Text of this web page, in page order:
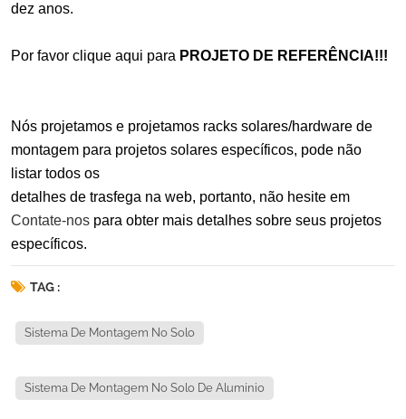
dez anos.
Por favor clique aqui para PROJETO DE REFERÊNCIA!!!
Nós projetamos e projetamos racks solares/hardware de
montagem para projetos solares específicos, pode não
listar todos os
detalhes de trasfega na web, portanto, não hesite em
Contate-nos para obter mais detalhes sobre seus projetos
específicos.
TAG :
Sistema De Montagem No Solo
Sistema De Montagem No Solo De Alumínio